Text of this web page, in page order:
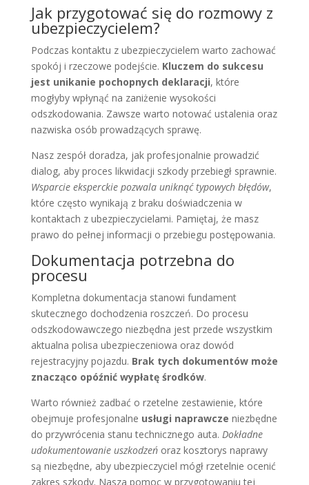
Jak przygotować się do rozmowy z
ubezpieczycielem?
Podczas kontaktu z ubezpieczycielem warto zachować
spokój i rzeczowe podejście. Kluczem do sukcesu
jest unikanie pochopnych deklaracji, które
mogłyby wpłynąć na zaniżenie wysokości
odszkodowania. Zawsze warto notować ustalenia oraz
nazwiska osób prowadzących sprawę.
Nasz zespół doradza, jak profesjonalnie prowadzić
dialog, aby proces likwidacji szkody przebiegł sprawnie.
Wsparcie eksperckie pozwala uniknąć typowych błędów,
które często wynikają z braku doświadczenia w
kontaktach z ubezpieczycielami. Pamiętaj, że masz
prawo do pełnej informacji o przebiegu postępowania.
Dokumentacja potrzebna do
procesu
Kompletna dokumentacja stanowi fundament
skutecznego dochodzenia roszczeń. Do procesu
odszkodowawczego niezbędna jest przede wszystkim
aktualna polisa ubezpieczeniowa oraz dowód
rejestracyjny pojazdu. Brak tych dokumentów może
znacząco opóźnić wypłatę środków.
Warto również zadbać o rzetelne zestawienie, które
obejmuje profesjonalne usługi naprawcze niezbędne
do przywrócenia stanu technicznego auta. Dokładne
udokumentowanie uszkodzeńoraz kosztorys naprawy
są niezbędne, aby ubezpieczyciel mógł rzetelnie ocenić
zakres szkody. Nasza pomoc w przygotowaniu tej